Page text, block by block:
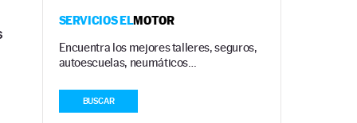
SERVICIOS ELMOTOR
Encuentra los mejores talleres, seguros,
autoescuelas, neumáticos…
BUSCAR